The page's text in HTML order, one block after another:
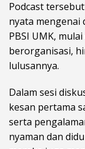
Podcast
nyata mengenai
PBSI UMK,
berorganisasi,
lulusannya.
Dalam sesi
kesan pertama
serta
nyaman dan